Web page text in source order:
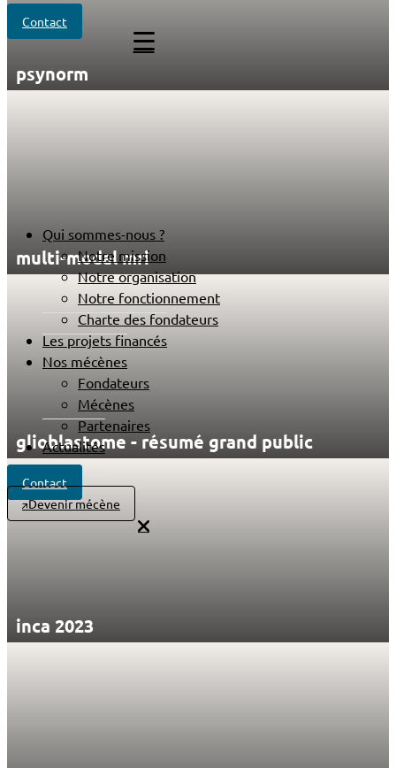
Contact
Qui sommes-nous ?
Notre mission
Notre organisation
Notre fonctionnement
Charte des fondateurs
Les projets financés
Nos mécènes
Fondateurs
Mécènes
Partenaires
Actualités
Contact
Devenir mécène
psynorm
multi-modal mri
glioblastome - résumé grand public
inca 2023